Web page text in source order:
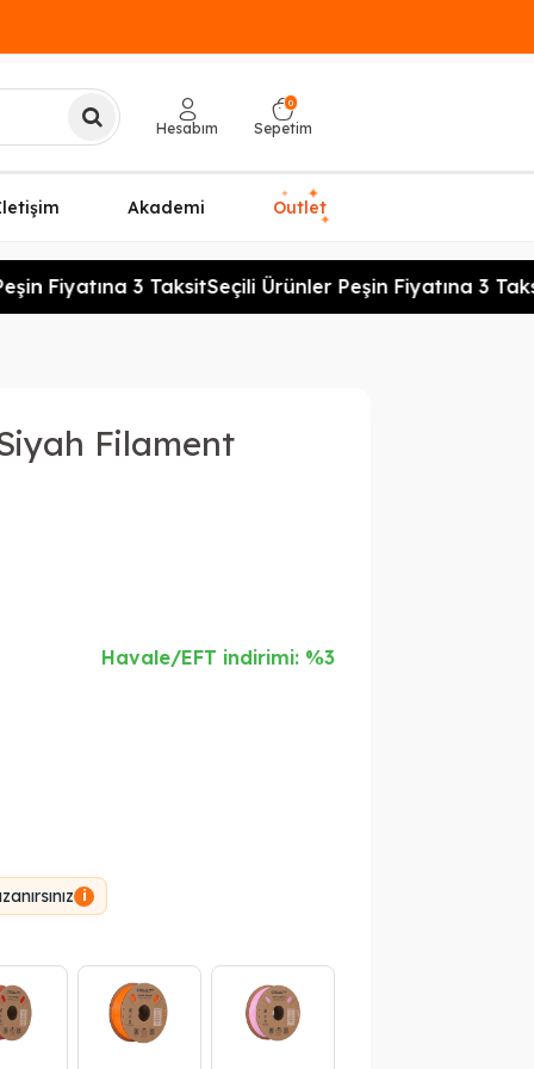
Hesabım
0
Sepetim
Akademi Outlet
✦ ✦
✦
Fiyatına 3 TaksitSeçili Ürünler Peşin Fiyatına 3 Taksit
Filament
Havale/EFT indirimi: %3
i